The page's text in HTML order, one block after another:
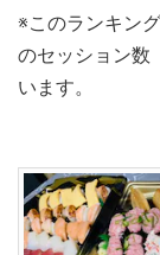
※このランキン
のセッション数
います。